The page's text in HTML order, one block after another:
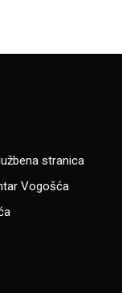
stranica
Vogošća